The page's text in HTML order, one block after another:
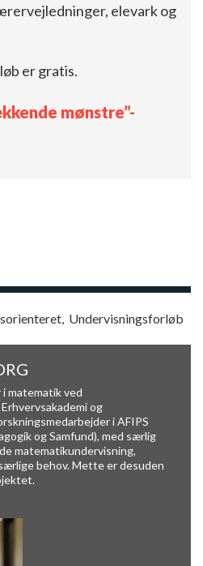
elevark og
er gratis.
mønstre”-
, Undervisningsforløb
matematik ved
og
i AFIPS
og Samfund), med særlig
matematikundervisning,
behov. Mette er desuden